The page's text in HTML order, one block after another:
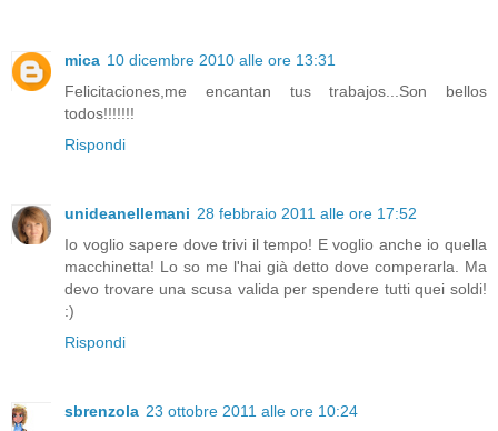
mica 10 dicembre 2010 alle ore 13:31
Felicitaciones,me encantan tus trabajos...Son bellos
todos!!!!!!!
Rispondi
unideanellemani 28 febbraio 2011 alle ore 17:52
Io voglio sapere dove trivi il tempo! E voglio anche io quella
macchinetta! Lo so me l'hai già detto dove comperarla. Ma
devo trovare una scusa valida per spendere tutti quei soldi!
:)
Rispondi
sbrenzola 23 ottobre 2011 alle ore 10:24